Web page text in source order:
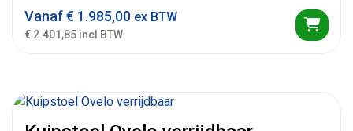
Vanaf€ 1.985,00 ex BTW
€ 2.401,85 incl BTW